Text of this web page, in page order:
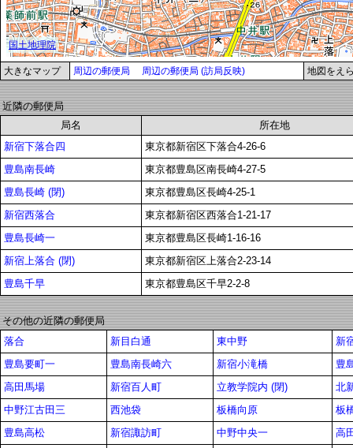
大きなマップ 周辺の郵便局 周辺の郵便局 (訪局反映) 地図をえ
近隣の郵便局
局名
所在地
新宿下落合四
東京都新宿区下落合4-26-6
豊島南長崎
東京都豊島区南長崎4-27-5
豊島長崎 (閉)
東京都豊島区長崎4-25-1
新宿西落合
東京都新宿区西落合1-21-17
豊島長崎一
東京都豊島区長崎1-16-16
新宿上落合 (閉)
東京都新宿区上落合2-23-14
豊島千早
東京都豊島区千早2-2-8
その他の近隣の郵便局
落合
新目白通 東中野
新
豊島要町一
豊島南長崎六 新宿小滝橋
豊
高田馬場
新宿百人町 立教学院内 (閉)
北
中野江古田三
西池袋 板橋向原
板
豊島高松
新宿諏訪町 中野中央一
高